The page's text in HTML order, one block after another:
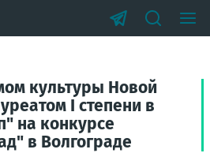
культуры Новой
I степени в
на конкурсе
в Волгограде